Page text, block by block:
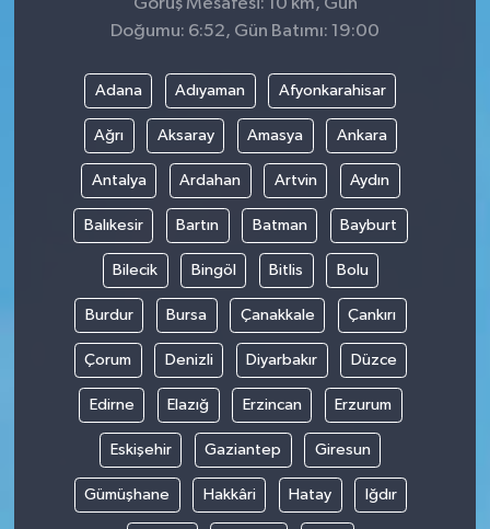
Görüş Mesafesi: 10 km, Gün
Doğumu: 6:52, Gün Batımı: 19:00
Adana Adıyaman Afyonkarahisar
Ağrı Aksaray Amasya Ankara
Antalya Ardahan Artvin Aydın
Balıkesir Bartın Batman Bayburt
Bilecik Bingöl Bitlis Bolu
Burdur Bursa Çanakkale Çankırı
Çorum Denizli Diyarbakır Düzce
Edirne Elazığ Erzincan Erzurum
Eskişehir Gaziantep Giresun
Gümüşhane Hakkâri Hatay Iğdır